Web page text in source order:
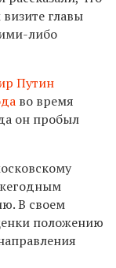
главы
либо
Путин
во время
он пробыл
В своем
положению